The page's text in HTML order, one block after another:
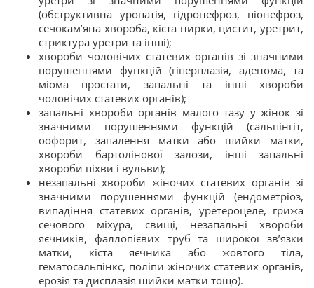
(обструктивна уропатія, гідронефроз, піонефроз,
сечокам’яна хвороба, кіста нирки, цистит, уретрит,
стриктура уретри та інші);
хвороби чоловічих статевих органів зі значними
порушеннями функцій (гіперплазія, аденома, та
міома простати, запальні та інші хвороби
чоловічих статевих органів);
запальні хвороби органів малого тазу у жінок зі
значними порушеннями функцій (сальпінгіт,
оофорит, запалення матки або шийки матки,
хвороби бартолінової залози, інші запальні
хвороби піхви і вульви);
незапальні хвороби жіночих статевих органів зі
значними порушеннями функцій (ендометріоз,
випадіння статевих органів, уретероцеле, грижа
сечового міхура, свищі, незапальні хвороби
яєчників, фаллопієвих труб та широкої зв’язки
матки, кіста яєчника або жовтого тіла,
гематосальпінкс, поліпи жіночих статевих органів,
ерозія та дисплазія шийки матки тощо).